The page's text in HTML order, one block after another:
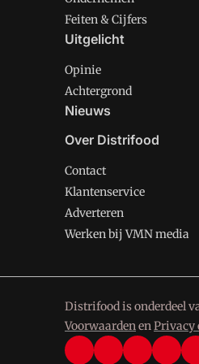
Feiten & Cijfers
Uitgelicht
Opinie
Achtergrond
Nieuws
Over Distrifood
Contact
Klantenservice
Adverteren
Werken bij VMN media
Distrifood is onderdeel
VoorwaardenenPrivacy